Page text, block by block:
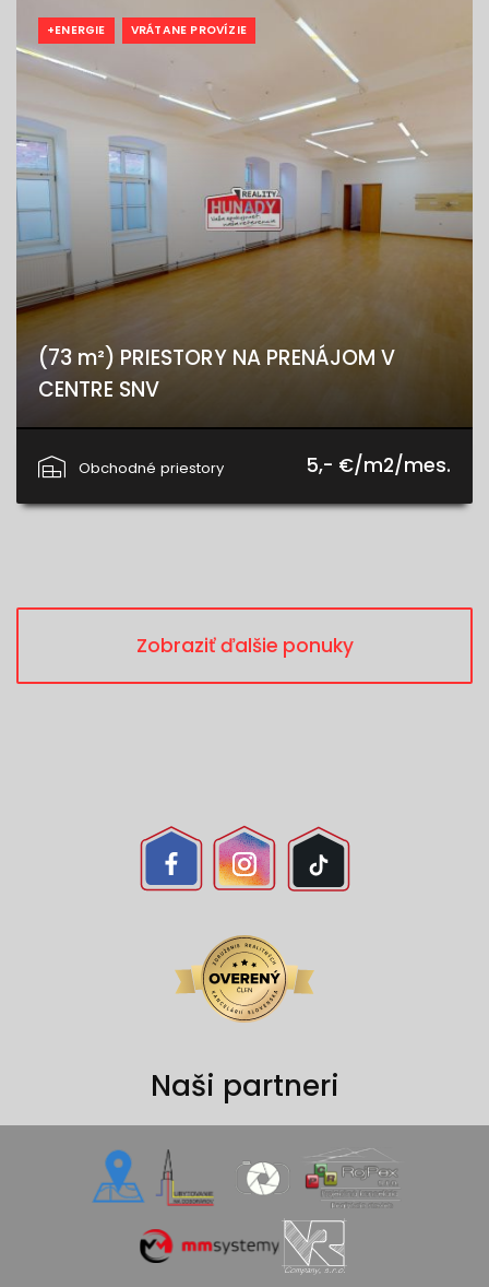
+ENERGIE VRÁTANE PROVÍZIE
(73 m²) PRIESTORY NA PRENÁJOM V
CENTRE SNV
Obchodné priestory
5,- €/m2/mes.
Zobraziť ďalšie ponuky
Naši partneri